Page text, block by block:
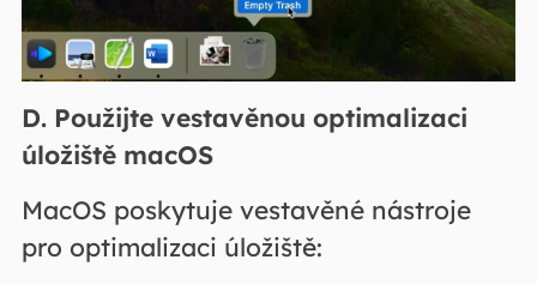
D. Použijte vestavěnou optimalizaci
úložiště macOS
MacOS poskytuje vestavěné nástroje
pro optimalizaci úložiště: